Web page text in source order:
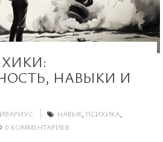
НАВЫКИ И
НАВЫК, ПСИХИКА,
0 КОММЕНТАРИЕВ